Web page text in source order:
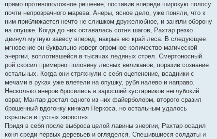
прямо противоположное решение, поставив впереди широкую полосу
почти непрозрачного марева. Анеры, ясное дело, уже поняли, что к
ним приближается нечто не слишком дружелюбное, и заняли оборону
на опушке. Когда до них оставалась сотня шагов, Рахтар резко
двинул мутную завесу вперёд, накрыв ею край леса. В следующее
мгновение он буквально изверг огромное количество магической
энергии, воплотившейся в тысячах ледяных стрел. Смертоносный
рой скосил примерно половину лесных великанов, поразив сознание
остальных. Когда они стряхнули с себя оцепенение, всадники с
мечами в руках уже влетели на опушку, рубя налево и направо.
Несколько анеров бросились в заросший кустарников неглубокий
овраг, Мантар достал одного из них файерболорм, второго сразил
брошенный вдогонку кинжал Перкоса, но остальным удалось
скрыться в густых зарослях.
Придя в себя после выброса целой лавины энергии, Рахтар осадил
коня среди первых деревьев и огляделся. Спешившиеся солдаты и